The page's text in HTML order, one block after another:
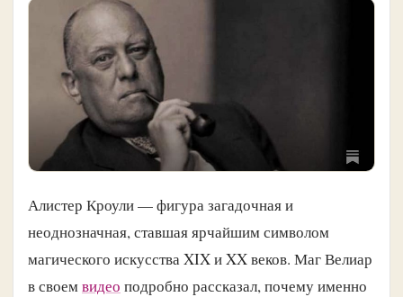
Алистер Кроули — фигура загадочная и
неоднозначная, ставшая ярчайшим символом
магического искусства XIX и XX веков. Маг Велиар
в своемвидео подробно рассказал, почему именно